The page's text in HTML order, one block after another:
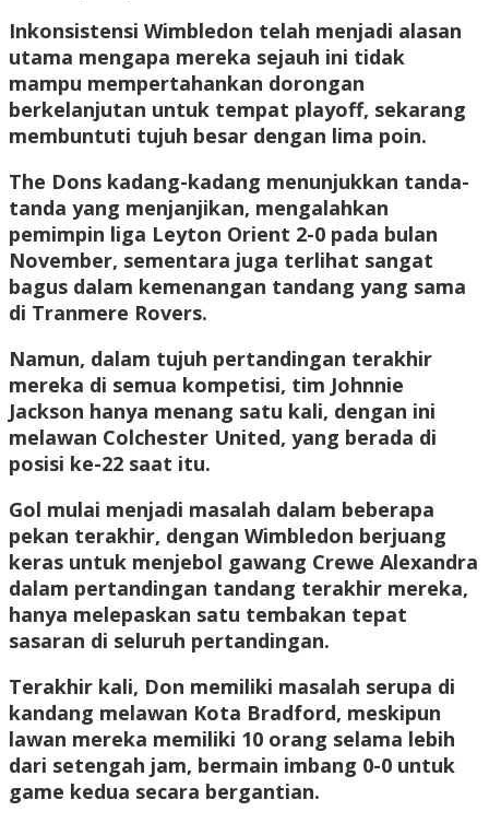
Inkonsistensi Wimbledon telah menjadi alasan
utama mengapa mereka sejauh ini tidak
mampu mempertahankan dorongan
berkelanjutan untuk tempat playoff, sekarang
membuntuti tujuh besar dengan lima poin.
The Dons kadang-kadang menunjukkan tanda-
tanda yang menjanjikan, mengalahkan
pemimpin liga Leyton Orient 2-0 pada bulan
November, sementara juga terlihat sangat
bagus dalam kemenangan tandang yang sama
di Tranmere Rovers.
Namun, dalam tujuh pertandingan terakhir
mereka di semua kompetisi, tim Johnnie
Jackson hanya menang satu kali, dengan ini
melawan Colchester United, yang berada di
posisi ke-22 saat itu.
Gol mulai menjadi masalah dalam beberapa
pekan terakhir, dengan Wimbledon berjuang
keras untuk menjebol gawang Crewe Alexandra
dalam pertandingan tandang terakhir mereka,
hanya melepaskan satu tembakan tepat
sasaran di seluruh pertandingan.
Terakhir kali, Don memiliki masalah serupa di
kandang melawan Kota Bradford, meskipun
lawan mereka memiliki 10 orang selama lebih
dari setengah jam, bermain imbang 0-0 untuk
game kedua secara bergantian.